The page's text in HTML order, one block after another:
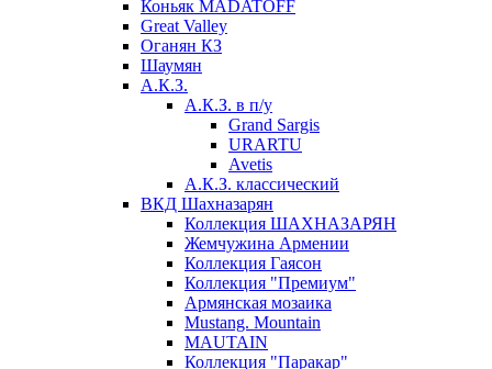
Коньяк MADATOFF
Great Valley
Оганян КЗ
Шаумян
А.К.З.
А.К.З. в п/у
Grand Sargis
URARTU
Avetis
А.К.З. классический
ВКД Шахназарян
Коллекция ШАХНАЗАРЯН
Жемчужина Армении
Коллекция Гаясон
Коллекция "Премиум"
Армянская мозаика
Mustang. Mountain
MAUTAIN
Коллекция "Паракар"